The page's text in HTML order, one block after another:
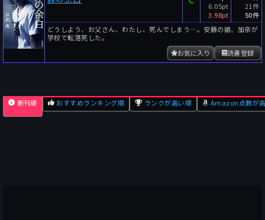
6.05pt
3.98pt
21件
50件
どうしよう、お父さん、わたし、死んでしまう―。安藤の娘、加奈が
学校で転落死した。
読書登録
お気に入り
新刊順 おすすめランキング順 ランクが高い順 Amazon点数が